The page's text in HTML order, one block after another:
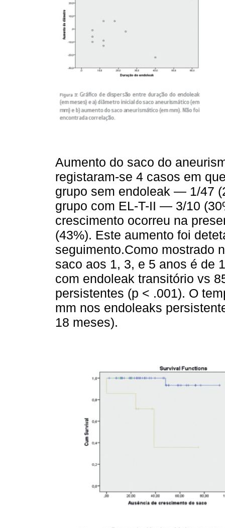
Aumento do saco do
registaram-se 4 casos em
grupo sem endoleak — 1/47
grupo com EL-T-II — 3/10
crescimento ocorreu na
(43%). Este aumento foi
seguimento.Como mostrado
saco aos 1, 3, e 5 anos é de
com endoleak transitório vs
persistentes (p < .001). O
mm nos endoleaks
18 meses).